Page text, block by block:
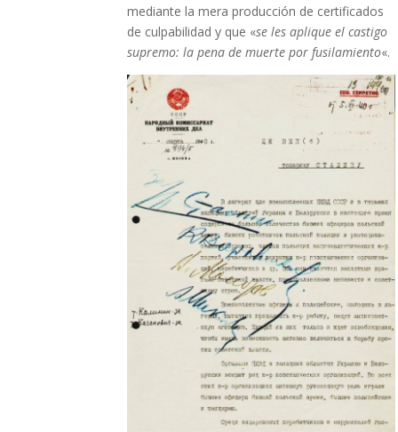
mediante la mera producción de certificados
de culpabilidad y que «se les aplique el castigo
supremo: la pena de muerte por fusilamiento«.